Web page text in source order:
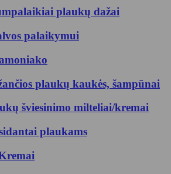
plaukų dažai
palaikymui
plaukų kaukės, šampūnai
šviesinimo milteliai/kremai
plaukams